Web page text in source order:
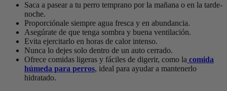
Saca a pasear a tu perro temprano por la mañana o en la tarde-
noche.
Proporciónale siempre agua fresca y en abundancia.
Asegúrate de que tenga sombra y buena ventilación.
Evita ejercitarlo en horas de calor intenso.
Nunca lo dejes solo dentro de un auto cerrado.
Ofrece comidas ligeras y fáciles de digerir, como la comida
húmeda para perros, ideal para ayudar a mantenerlo
hidratado.